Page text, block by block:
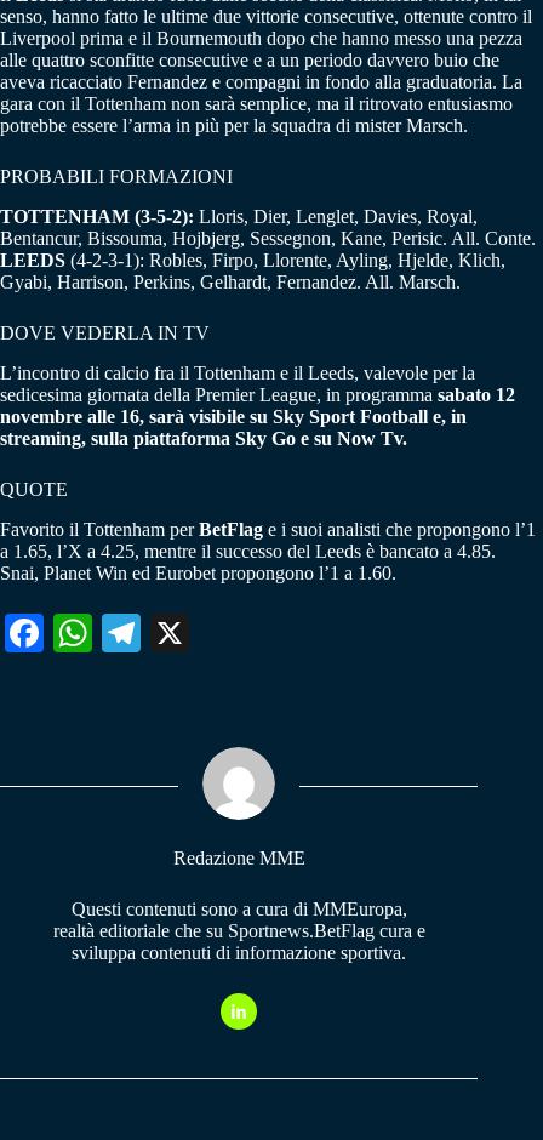
senso, hanno fatto le ultime due vittorie consecutive, ottenute contro il
Liverpool prima e il Bournemouth dopo che hanno messo una pezza
alle quattro sconfitte consecutive e a un periodo davvero buio che
aveva ricacciato Fernandez e compagni in fondo alla graduatoria. La
gara con il Tottenham non sarà semplice, ma il ritrovato entusiasmo
potrebbe essere l’arma in più per la squadra di mister Marsch.
PROBABILI FORMAZIONI
TOTTENHAM (3-5-2): Lloris, Dier, Lenglet, Davies, Royal,
Bentancur, Bissouma, Hojbjerg, Sessegnon, Kane, Perisic. All. Conte.
LEEDS (4-2-3-1): Robles, Firpo, Llorente, Ayling, Hjelde, Klich,
Gyabi, Harrison, Perkins, Gelhardt, Fernandez. All. Marsch.
DOVE VEDERLA IN TV
L’incontro di calcio fra il Tottenham e il Leeds, valevole per la
sedicesima giornata della Premier League, in programma sabato 12
novembre alle 16, sarà visibile su Sky Sport Football e, in
streaming, sulla piattaforma Sky Go e su Now Tv.
QUOTE
Favorito il Tottenham perBetFlag e i suoi analisti che propongono l’1
a 1.65, l’X a 4.25, mentre il successo del Leeds è bancato a 4.85.
Snai, Planet Win ed Eurobet propongono l’1 a 1.60.
Fa W
pp
Te
m
Redazione MME
Questi contenuti sono a cura di MMEuropa,
realtà editoriale che su Sportnews.BetFlag cura e
sviluppa contenuti di informazione sportiva.